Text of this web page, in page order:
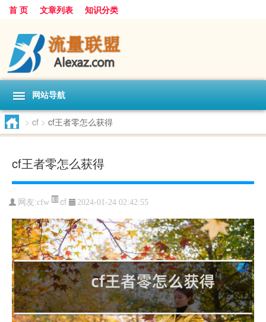
首 页 文章列表 知识分类
网站导航
> cf > cf王者零怎么获得
cf王者零怎么获得
网友:cfw cf 2024-01-24 02:42:55